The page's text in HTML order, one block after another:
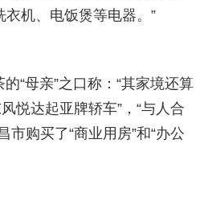
机、电饭煲等电器。”
“母亲”之口称：“其家境还算
悦达起亚牌轿车”，“与人合
市购买了“商业用房”和“办公